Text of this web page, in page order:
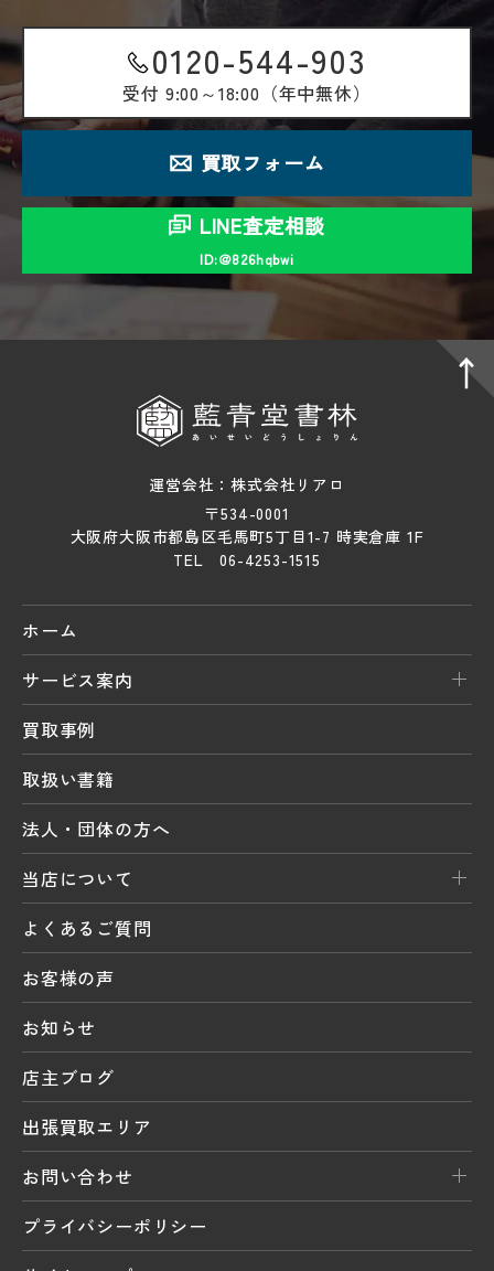
0120-544-903
受付 9:00～18:00（年中無休）
買取フォーム
LINE査定相談
ID:＠826hqbwi
運営会社：株式会社リアロ
〒534-0001
大阪府大阪市都島区毛馬町5丁目1-7 時実倉庫 1F
TEL 06-4253-1515
ホーム
サービス案内
買取事例
取扱い書籍
法人・団体の方へ
当店について
よくあるご質問
お客様の声
お知らせ
店主ブログ
出張買取エリア
お問い合わせ
プライバシーポリシー